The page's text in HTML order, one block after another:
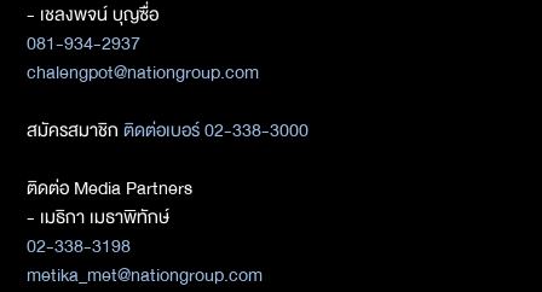
- เชลงพจน์ บุญซื่อ
081-934-2937
chalengpot@nationgroup.com
สมัครสมาชิกติดต่อเบอร์ 02-338-3000
ติดต่อ Media Partners
- เมธิกา เมธาพิทักษ์
02-338-3198
metika_met@nationgroup.com